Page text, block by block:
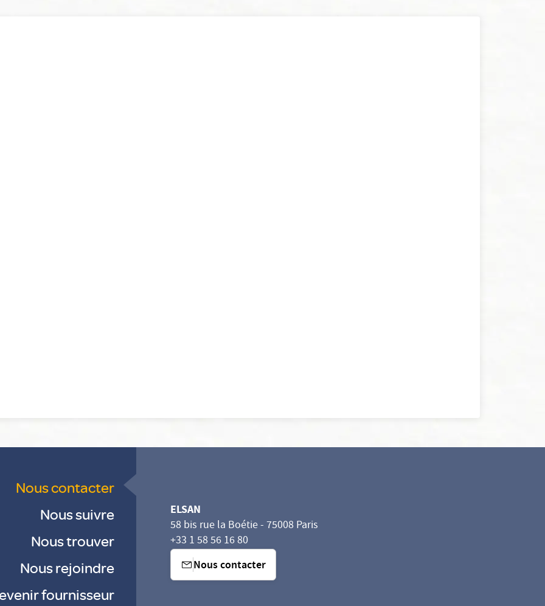
vos Options
Nous contacter
Nous suivre
Nous trouver
Nous rejoindre
fournisseur
ELSAN
58 bis rue la Boétie - 75008 Paris
+33 1 58 56 16 80
Nous contacter